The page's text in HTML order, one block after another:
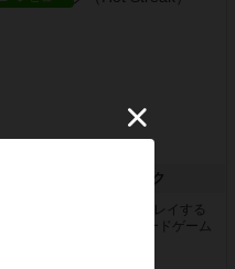
ホットストリーク
星7軽〜中量級を中心にプレイする
ゲーマーの感想です。ボードゲーム